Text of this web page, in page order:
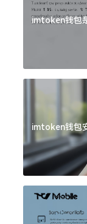
imtoken钱包
imtoken钱包